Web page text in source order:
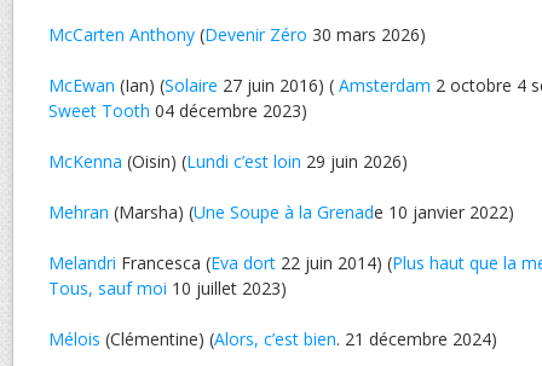
McCarten Anthony (Devenir Zéro 30 mars 2026)
McEwan (Ian) (Solaire 27 juin 2016) ( Amsterdam 2 octobre 4
Sweet Tooth 04 décembre 2023)
McKenna (Oisin) (Lundi c’est loin 29 juin 2026)
Mehran (Marsha) (Une Soupe à la Grenade 10 janvier 2022)
Melandri Francesca (Eva dort 22 juin 2014) (Plus haut que la
Tous, sauf moi 10 juillet 2023)
Mélois (Clémentine) (Alors, c’est bien. 21 décembre 2024)